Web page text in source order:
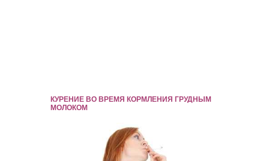
КУРЕНИЕ ВО ВРЕМЯ КОРМЛЕНИЯ ГРУДНЫМ
МОЛОКОМ